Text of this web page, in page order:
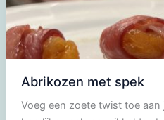
Abrikozen met spek
Voeg een zoete twist toe